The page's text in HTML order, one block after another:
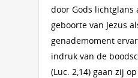
door Gods lichtglans
geboorte van Jezus
genademoment
indruk van de
(Luc. 2,14) gaan zij